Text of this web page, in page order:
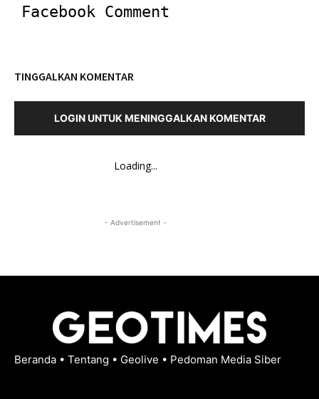
Facebook Comment
TINGGALKAN KOMENTAR
LOGIN UNTUK MENINGGALKAN KOMENTAR
Loading...
- Advertisement -
Beranda • Tentang • Geolive • Pedoman Media Siber